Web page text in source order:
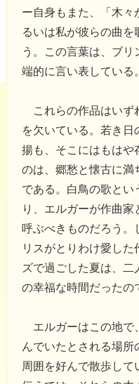
ー自身もまた、「木々
るいは私が彼らの曲
う。この言葉は、ブ
端的に言い表している。
これらの作品はいず
を欠いている。若き日
揚も、そこにはもはや
のは、郷愁と懐古に満
である。白鳥の歌とい
り、エルガーが作曲家
呼ぶべきものだろう。
リスがとりわけ愛し
ズで過ごした夏は、
の幸福な時間だったの
エルガーはこの地で
んでいたとされる場
周囲を好んで散歩し